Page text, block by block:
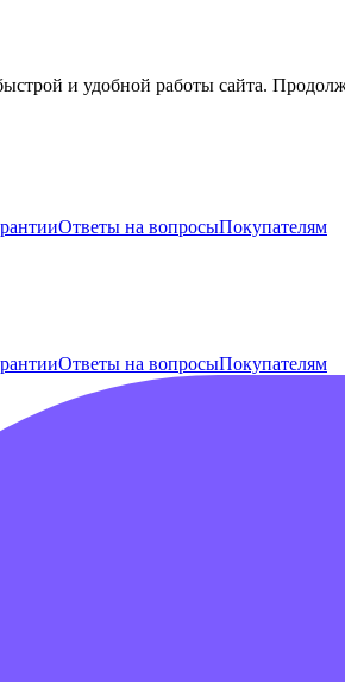
и удобной работы сайта.
Ответы на вопросыПокупателям
Ответы на вопросыПокупателям